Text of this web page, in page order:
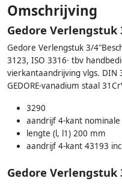
Omschrijving
Gedore Verlengstuk
Gedore Verlengstuk 3/
3123, ISO 3316· tbv
vierkantaandrijving vlgs. DIN
GEDORE-vanadium staal
3290
aandrijf 4-kant
lengte (l, l1) 200 mm
aandrijf 4-kant 43193
Gedore Verlengstuk